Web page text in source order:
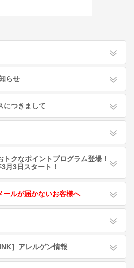
らせ
につきまして
トクなポイントプログラム登場！
月3日スタート！
ールが届かないお客様へ
］アレルゲン情報